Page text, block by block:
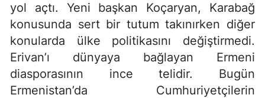
yol açtı. Yeni başkan Koçaryan, Karabağ
konusunda sert bir tutum takınırken diğer
konularda ülke politikasını değiştirmedi.
Erivan’ı dünyaya bağlayan Ermeni
diasporasının ince telidir. Bugün
Ermenistan’da Cumhuriyetçilerin